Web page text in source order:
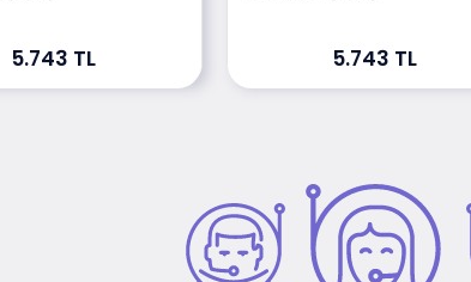
5.743 TL 5.743 TL